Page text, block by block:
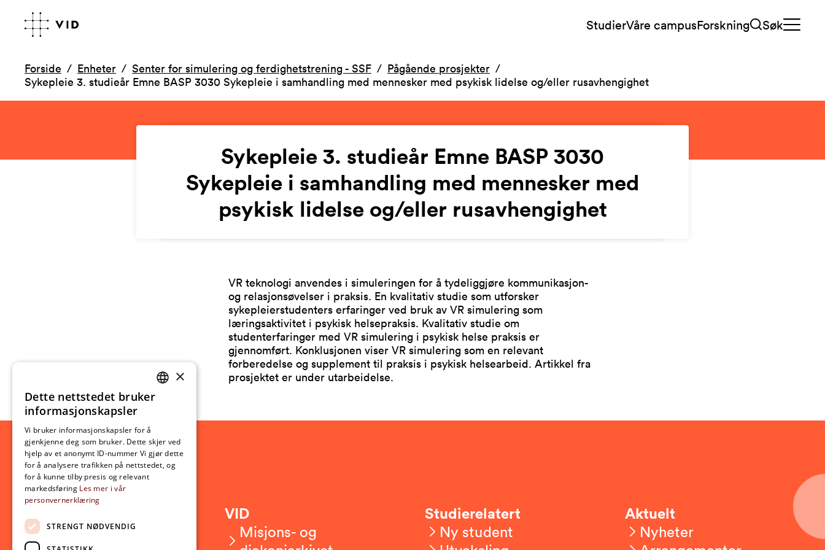
StudierVåre campusForskning Søk
Forside Enheter Senter for simulering og ferdighetstrening - SSF
Pågående prosjekter
Sykepleie 3. studieår Emne BASP 3030 Sykepleie i samhandling med mennesker med psykisk lidelse og/eller rusavhengighet
Sykepleie 3. studieår Emne BASP 3030
Sykepleie i samhandling med mennesker med
psykisk lidelse og/eller rusavhengighet
VR teknologi anvendes i simuleringen for å tydeliggjøre kommunikasjon-
og relasjonsøvelser i praksis. En kvalitativ studie som utforsker
sykepleierstudenters erfaringer ved bruk av VR simulering som
læringsaktivitet i psykisk helsepraksis. Kvalitativ studie om
studenterfaringer med VR simulering i psykisk helse praksis er
gjennomført. Konklusjonen viser VR simulering som en relevant
forberedelse og supplement til praksis i psykisk helsearbeid. Artikkel fra
prosjektet er under utarbeidelse.
Kontakt oss
VID
Misjons- og
Studierelatert
Ny student
Aktuelt
Nyheter
NORWEGIAN
×
Dette nettstedet bruker
informasjonskapsler
Vi bruker informasjonskapsler for å
gjenkjenne deg som bruker. Dette skjer ved
hjelp av et anonymt ID-nummer Vi gjør dette
for å analysere trafikken på nettstedet, og
for å kunne tilby presis og relevant
markedsføring Les mer i vår
personvernerklæring
STRENGT NØDVENDIG